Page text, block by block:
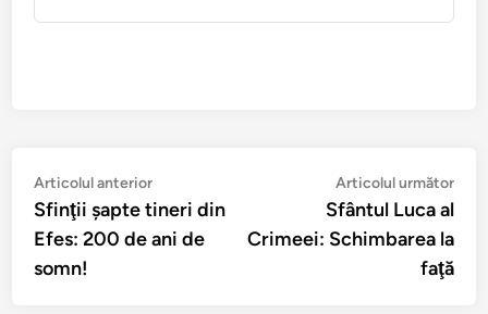
Navigare
în
articole
Articolul anteriorArticolul
anterior:
Sfinţii şapte tineri din
Efes: 200 de ani de
somn!
Articolul următor
Sfântul Luca al
Crimeei: Schimbarea la
faţă